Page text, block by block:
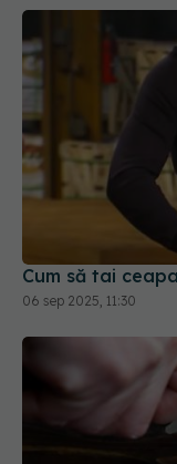
Cum să tai
06 sep 2025, 11:30